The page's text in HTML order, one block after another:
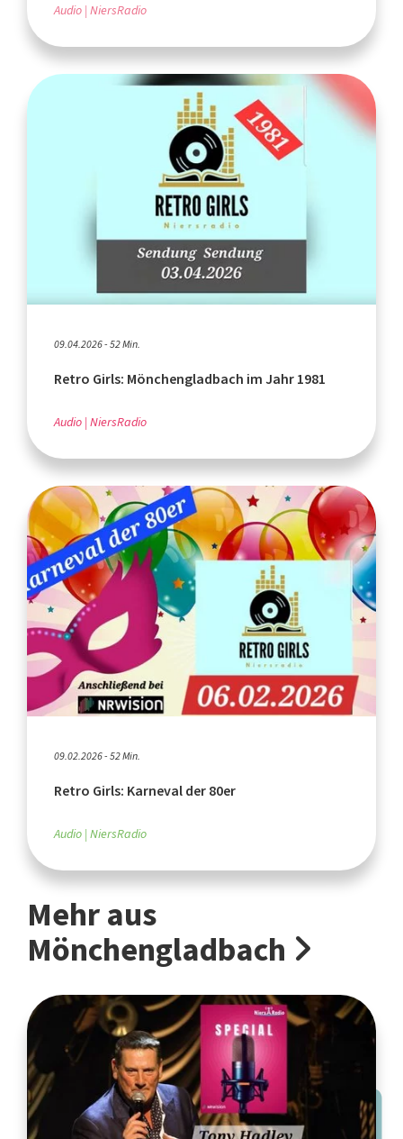
Audio NiersRadio
09.04.2026 - 52 Min.
Retro Girls: Mönchengladbach im Jahr 1981
Audio NiersRadio
09.02.2026 - 52 Min.
Retro Girls: Karneval der 80er
Audio NiersRadio
Mehr aus
Mönchengladbach